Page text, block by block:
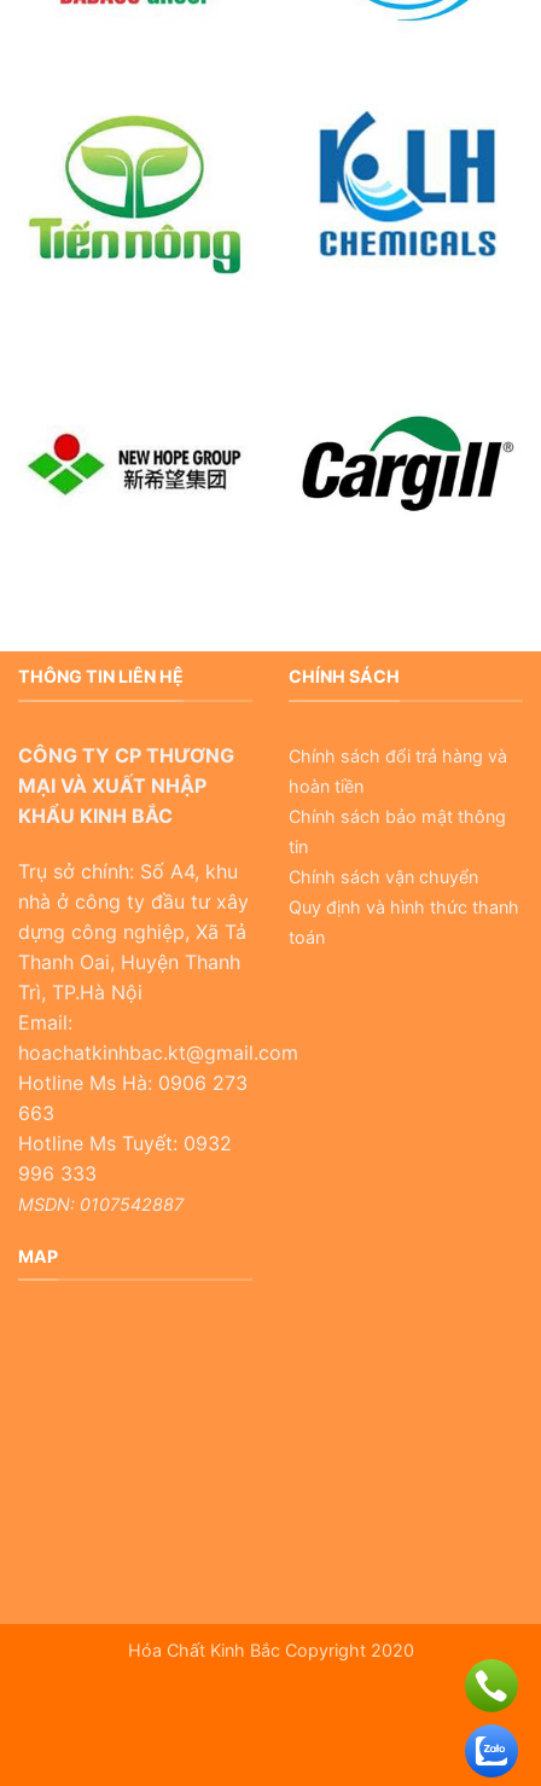
THÔNG TIN LIÊN HỆ
CÔNG TY CP THƯƠNG
MẠI VÀ XUẤT NHẬP
KHẨU KINH BẮC
Trụ sở chính: Số A4, khu
nhà ở công ty đầu tư xây
dựng công nghiệp, Xã Tả
Thanh Oai, Huyện Thanh
Trì, TP.Hà Nội
Email:
hoachatkinhbac.kt@gmail.com
Hotline Ms Hà: 0906 273
663
Hotline Ms Tuyết: 0932
996 333
MSDN: 0107542887
CHÍNH SÁCH
Chính sách đổi trả hàng và
hoàn tiền
Chính sách bảo mật thông
tin
Chính sách vận chuyển
Quy định và hình thức thanh
toán
MAP
Hóa Chất Kinh Bắc Copyright 2020